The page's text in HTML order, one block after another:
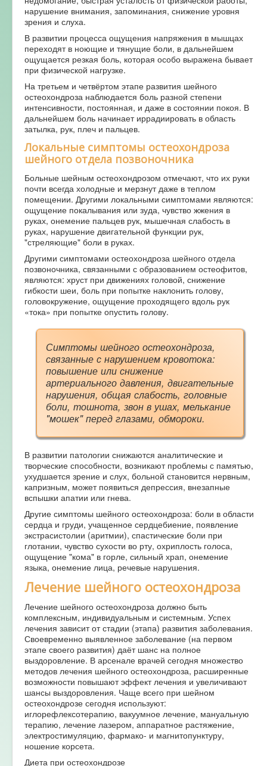
нарушение внимания, запоминания, снижение уровня
зрения и слуха.
В развитии процесса ощущения напряжения в мышцах
переходят в ноющие и тянущие боли, в дальнейшем
ощущается резкая боль, которая особо выражена бывает
при физической нагрузке.
На третьем и четвёртом этапе развития шейного
остеохондроза наблюдается боль разной степени
интенсивности, постоянная, и даже в состоянии покоя. В
дальнейшем боль начинает иррадиировать в область
затылка, рук, плеч и пальцев.
Локальные симптомы остеохондроза
шейного отдела позвоночника
Больные шейным остеохондрозом отмечают, что их руки
почти всегда холодные и мерзнут даже в теплом
помещении. Другими локальными симптомами являются:
ощущение покалывания или зуда, чувство жжения в
руках, онемение пальцев рук, мышечная слабость в
руках, нарушение двигательной функции рук,
"стреляющие" боли в руках.
Другими симптомами остеохондроза шейного отдела
позвоночника, связанными с образованием остеофитов,
являются: хруст при движениях головой, снижение
гибкости шеи, боль при попытке наклонить голову,
головокружение, ощущение проходящего вдоль рук
«тока» при попытке опустить голову.
Симптомы шейного остеохондроза,
связанные с нарушением кровотока:
повышение или снижение
артериального давления, двигательные
нарушения, общая слабость, головные
боли, тошнота, звон в ушах, мелькание
"мошек" перед глазами, обмороки.
В развитии патологии снижаются аналитические и
творческие способности, возникают проблемы с памятью,
ухудшается зрение и слух, больной становится нервным,
капризным, может появиться депрессия, внезапные
вспышки апатии или гнева.
Другие симптомы шейного остеохондроза: боли в области
сердца и груди, учащенное сердцебиение, появление
экстрасистолии (аритмии), спастические боли при
глотании, чувство сухости во рту, охриплость голоса,
ощущение "кома" в горле, сильный храп, онемение
языка, онемение лица, речевые нарушения.
Лечение шейного остеохондроза
Лечение шейного остеохондроза должно быть
комплексным, индивидуальным и системным. Успех
лечения зависит от стадии (этапа) развития заболевания.
Своевременно выявленное заболевание (на первом
этапе своего развития) даёт шанс на полное
выздоровление. В арсенале врачей сегодня множество
методов лечения шейного остеохондроза, расширенные
возможности повышают эффект лечения и увеличивают
шансы выздоровления. Чаще всего при шейном
остеохондрозе сегодня используют:
иглорефлексотерапию, вакуумное лечение, мануальную
терапию, лечение лазером, аппаратное растяжение,
электростимуляцию, фармако- и магнитопунктуру,
ношение корсета.
Диета при остеохондрозе